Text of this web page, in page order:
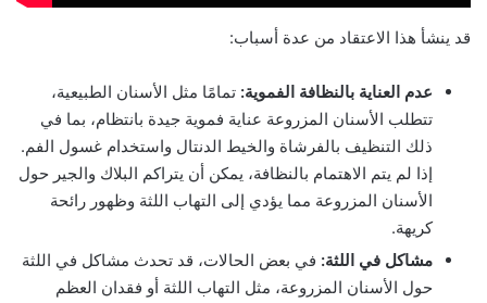
قد ينشأ هذا الاعتقاد من عدة أسباب:
عدم العناية بالنظافة الفموية: تمامًا مثل الأسنان الطبيعية،
تتطلب الأسنان المزروعة عناية فموية جيدة بانتظام، بما في
ذلك التنظيف بالفرشاة والخيط الدنتال واستخدام غسول الفم.
إذا لم يتم الاهتمام بالنظافة، يمكن أن يتراكم البلاك والجير حول
الأسنان المزروعة مما يؤدي إلى التهاب اللثة وظهور رائحة
كريهة.
مشاكل في اللثة: في بعض الحالات، قد تحدث مشاكل في اللثة
حول الأسنان المزروعة، مثل التهاب اللثة أو فقدان العظم